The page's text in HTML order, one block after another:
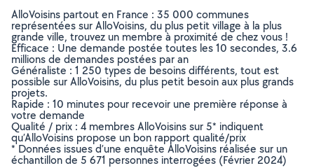
AlloVoisins partout en France : 35 000 communes
représentées sur AlloVoisins, du plus petit village à la plus
grande ville, trouvez un membre à proximité de chez vous !
Efficace : Une demande postée toutes les 10 secondes, 3.6
millions de demandes postées par an
Généraliste : 1 250 types de besoins différents, tout est
possible sur AlloVoisins, du plus petit besoin aux plus grands
projets.
Rapide : 10 minutes pour recevoir une première réponse à
votre demande
Qualité / prix : 4 membres AlloVoisins sur 5* indiquent
qu’AlloVoisins propose un bon rapport qualité/prix
* Données issues d’une enquête AlloVoisins réalisée sur un
échantillon de 5 671 personnes interrogées (Février 2024)